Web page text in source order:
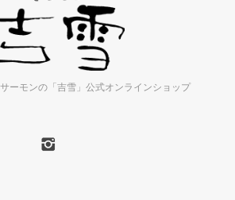
ーモンの「吉雪」公式オンラインショップ